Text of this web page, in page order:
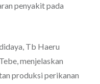
penyakit pada
Tb Haeru
menjelaskan
produksi perikanan